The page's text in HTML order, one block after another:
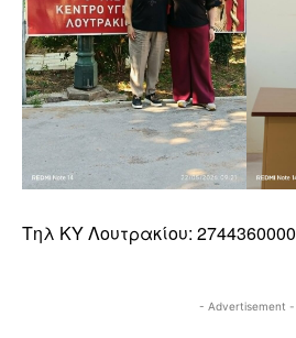
Τηλ ΚΥ Λουτρακίου: 2744360000
- Advertisement -